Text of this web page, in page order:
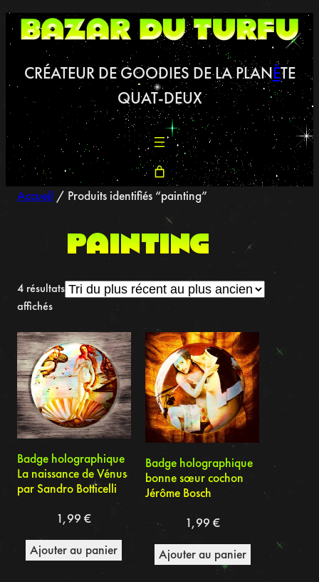
Aller
au
CRÉATEUR DE GOODIES DE LA PLANÈTE
QUAT-DEUX
Accueil / Produits identifiés “painting”
painting
4 résultats
affichésTrié
plus
récent
au
plus
ancien
Badge holographique
La naissance de Vénus
par Sandro Botticelli
1,99€
Ajouter au panier
Badge holographique
bonne sœur cochon
Jérôme Bosch
1,99 €
Ajouter au panier